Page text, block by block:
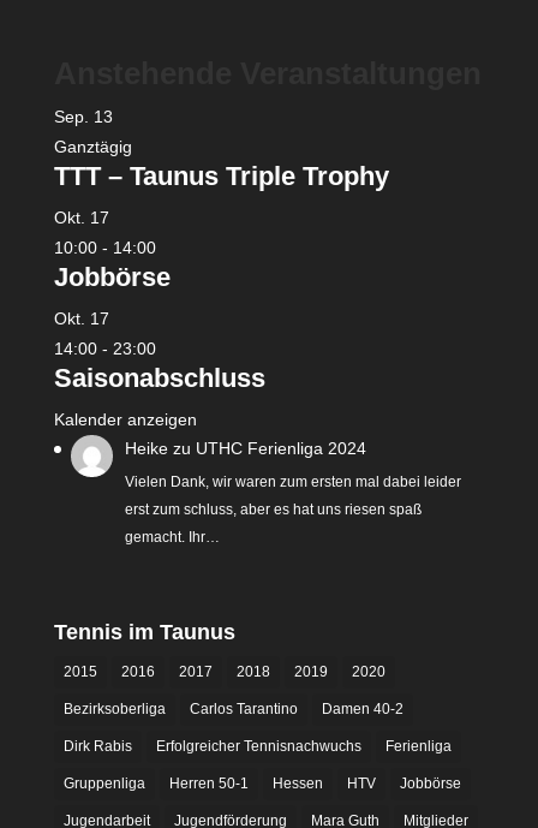
Sep. 13
Ganztägig
TTT – Taunus Triple Trophy
Okt. 17
10:00- 14:00
Jobbörse
Okt. 17
14:00- 23:00
Saisonabschluss
Kalender anzeigen
Heike zu UTHC Ferienliga 2024
Vielen Dank, wir waren zum ersten mal dabei leider
erst zum schluss, aber es hat uns riesen spaß
gemacht. Ihr…
Tennis im Taunus
2015 2016 2017 2018 2019 2020
Bezirksoberliga Carlos Tarantino Damen 40-2
Dirk Rabis Erfolgreicher Tennisnachwuchs Ferienliga
Gruppenliga Herren 50-1 Hessen HTV Jobbörse
Jugendarbeit Jugendförderung Mara Guth Mitglieder